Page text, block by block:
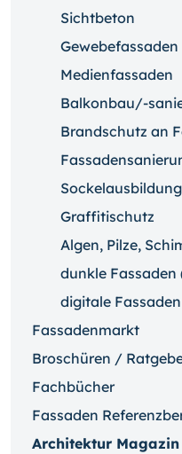
Sichtbeton
Gewebefassaden
Medienfassaden
Balkonbau/-
Brandschutz an
Sockelausbildung
Graffitischutz
Algen, Pilze,
dunkle Fassaden
digitale Fassaden
Fassadenmarkt
Broschüren /
Fachbücher
Fassaden
Architektur Magazin